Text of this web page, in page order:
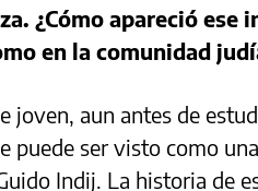
¿Cómo apareció ese
en la comunidad
joven, aun antes de
puede ser visto como
Indij. La historia de